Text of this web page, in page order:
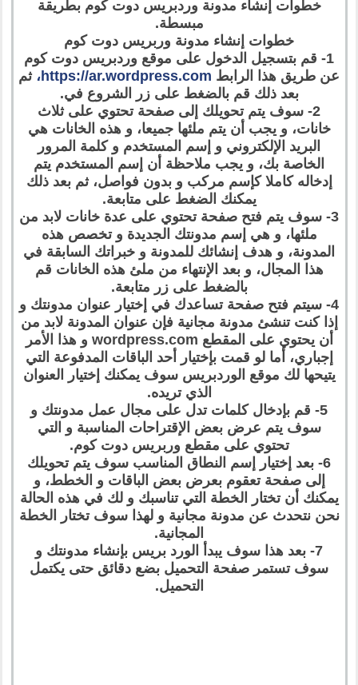
خطوات إنشاء مدونة وردبريس دوت كوم بطريقة
مبسطة.
خطوات إنشاء مدونة وربريس دوت كوم
1- قم بتسجيل الدخول على موقع وردبريس دوت كوم
عن طريق هذا الرابط https://ar.wordpress.com،
ثم
بعد ذلك قم بالضغط على زر الشروع في.
2- سوف يتم تحويلك إلى صفحة تحتوي على ثلاث
خانات، و يجب أن يتم ملئها جميعا، و هذه الخانات هي
البريد الإلكتروني و إسم المستخدم و كلمة المرور
الخاصة بك، و يجب ملاحظة أن إسم المستخدم يتم
إدخاله كاملا كإسم مركب و بدون فواصل، ثم بعد ذلك
يمكنك الضغط على متابعة.
3- سوف يتم فتح صفحة تحتوي على عدة خانات لابد من
ملئها، و هي إسم مدونتك الجديدة و تخصص هذه
المدونة، و هدف إنشائك للمدونة و خبراتك السابقة في
هذا المجال، و بعد الإنتهاء من ملئ هذه الخانات قم
بالضغط على زر متابعة.
4- سيتم فتح صفحة تساعدك في إختيار عنوان مدونتك و
إذا كنت تنشئ مدونة مجانية فإن عنوان المدونة لابد من
أن يحتوي على المقطع wordpress.com و هذا الأمر
إجباري، أما لو قمت بإختيار أحد الباقات المدفوعة التي
يتيحها لك موقع الوردبريس سوف يمكنك إختيار العنوان
الذي تريده.
5- قم بإدخال كلمات تدل على مجال عمل مدونتك و
سوف يتم عرض بعض الإقتراحات المناسبة و التي
تحتوي على مقطع وربريس دوت كوم.
6- بعد إختيار إسم النطاق المناسب سوف يتم تحويلك
إلى صفحة تعقوم بعرض بعض الباقات و الخطط، و
يمكنك أن تختار الخطة التي تناسبك و لك في هذه الحالة
نحن نتحدث عن مدونة مجانية و لهذا سوف تختار الخطة
المجانية.
7- بعد هذا سوف يبدأ الورد بريس بإنشاء مدونتك و
سوف تستمر صفحة التحميل بضع دقائق حتى يكتمل
التحميل.